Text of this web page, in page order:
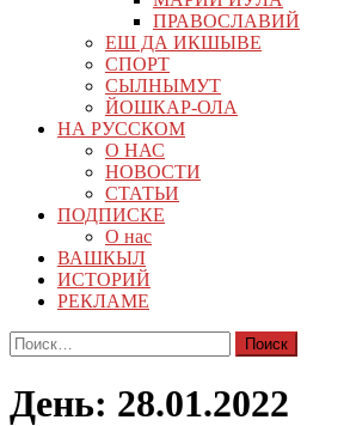
ПРАВОСЛАВИЙ
ЕШ ДА ИКШЫВЕ
СПОРТ
СЫЛНЫМУТ
ЙОШКАР-ОЛА
НА РУССКОМ
О НАС
НОВОСТИ
СТАТЬИ
ПОДПИСКЕ
О нас
ВАШКЫЛ
ИСТОРИЙ
РЕКЛАМЕ
Найти:
День: 28.01.2022